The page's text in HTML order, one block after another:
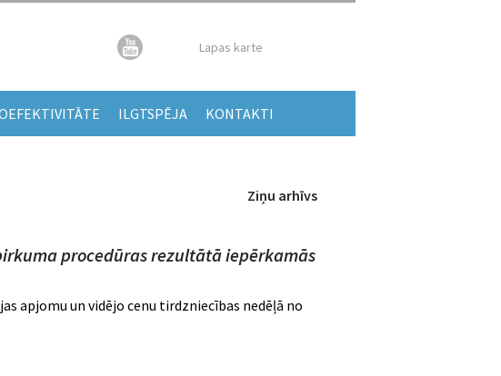
Lapas karte
ILGTSPĒJA KONTAKTI
Ziņu arhīvs
procedūras rezultātā iepērkamās
apjomu un vidējo cenu tirdzniecības nedēļā no